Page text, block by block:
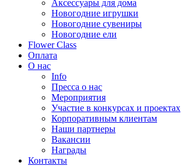
Аксессуары для дома
Новогодние игрушки
Новогодние сувениры
Новогодние ели
Flower Class
Оплата
О нас
Info
Пресса о нас
Мероприятия
Участие в конкурсах и проектах
Корпоративным клиентам
Наши партнеры
Вакансии
Награды
Контакты